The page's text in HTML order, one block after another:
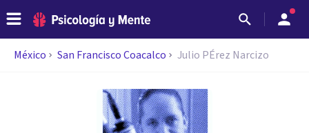
México San Francisco Coacalco Julio PÉrez Narcizo